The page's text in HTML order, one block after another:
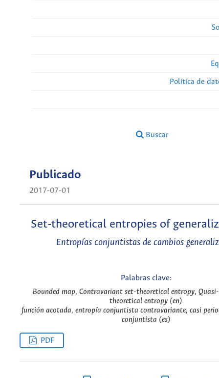
Política de
Buscar
Publicado
2017-07-01
Set-theoretical entropies of
Entropías conjuntistas de cambios
Palabras clave:
Bounded map, Contravariant set-theoretical entropy,
theoretical entropy (en)
función acotada, entropía conjuntista contravariante, casi
conjuntista (es)
PDF